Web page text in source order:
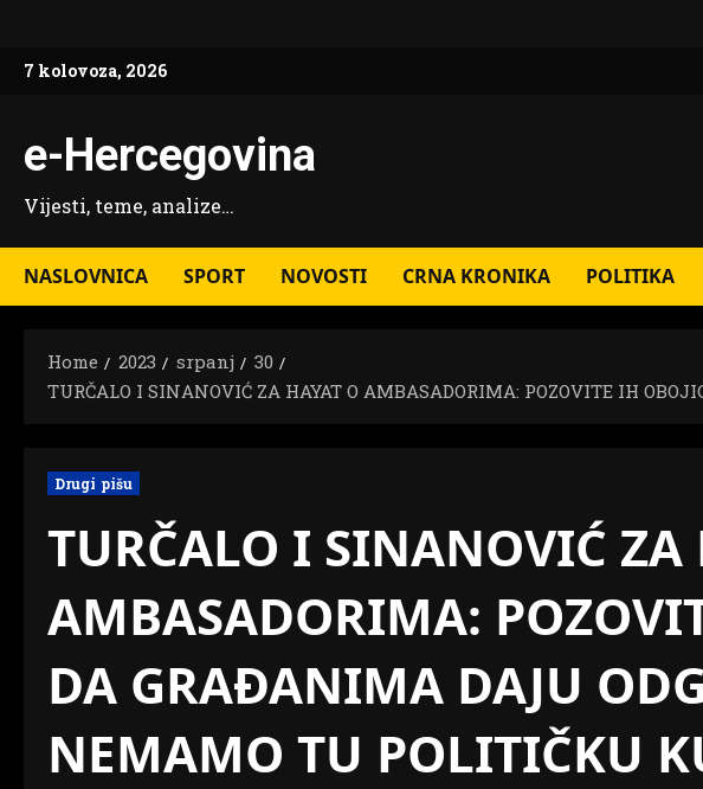
content
7 kolovoza, 2026
e-Hercegovina
Vijesti, teme, analize…
NASLOVNICA SPORT NOVOSTI CRNA KRONIKA POLITIKA
Home 2023 srpanj
30
TURČALO I SINANOVIĆ ZA HAYAT O AMBASADORIMA: POZOVITE IH
Drugi pišu
TURČALO I SINANOVIĆ ZA
AMBASADORIMA:
DA GRAĐANIMA DAJU
NEMAMO TU POLITIČKU